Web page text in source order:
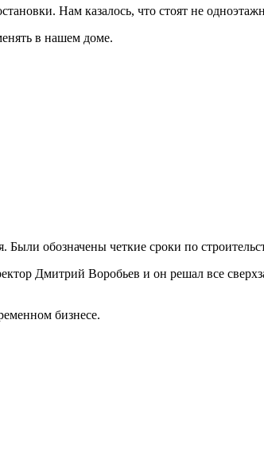
Нам казалось, что стоят не
в нашем доме.
Были обозначены четкие сроки по
Дмитрий Воробьев и он решал все
бизнесе.